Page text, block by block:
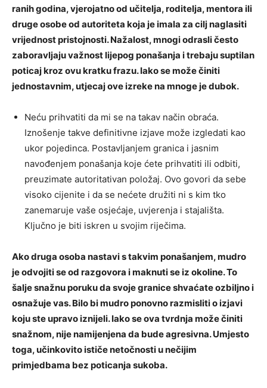
ranih godina, vjerojatno od učitelja, roditelja, mentora ili
druge osobe od autoriteta koja je imala za cilj naglasiti
vrijednost pristojnosti. Nažalost, mnogi odrasli često
zaboravljaju važnost lijepog ponašanja i trebaju suptilan
poticaj kroz ovu kratku frazu. Iako se može činiti
jednostavnim, utjecaj ove izreke na mnoge je dubok.
Neću prihvatiti da mi se na takav način obraća.
Iznošenje takve definitivne izjave može izgledati kao
ukor pojedinca. Postavljanjem granica i jasnim
navođenjem ponašanja koje ćete prihvatiti ili odbiti,
preuzimate autoritativan položaj. Ovo govori da sebe
visoko cijenite i da se nećete družiti ni s kim tko
zanemaruje vaše osjećaje, uvjerenja i stajališta.
Ključno je biti iskren u svojim riječima.
Ako druga osoba nastavi s takvim ponašanjem, mudro
je odvojiti se od razgovora i maknuti se iz okoline. To
šalje snažnu poruku da svoje granice shvaćate ozbiljno i
osnažuje vas. Bilo bi mudro ponovno razmisliti o izjavi
koju ste upravo iznijeli. Iako se ova tvrdnja može činiti
snažnom, nije namijenjena da bude agresivna. Umjesto
toga, učinkovito ističe netočnosti u nečijim
primjedbama bez poticanja sukoba.